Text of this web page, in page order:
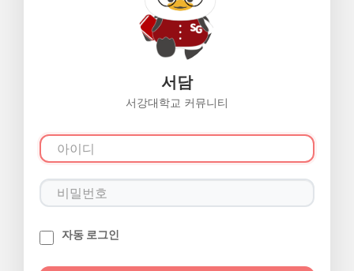
서담
서강대학교 커뮤니티
자동 로그인